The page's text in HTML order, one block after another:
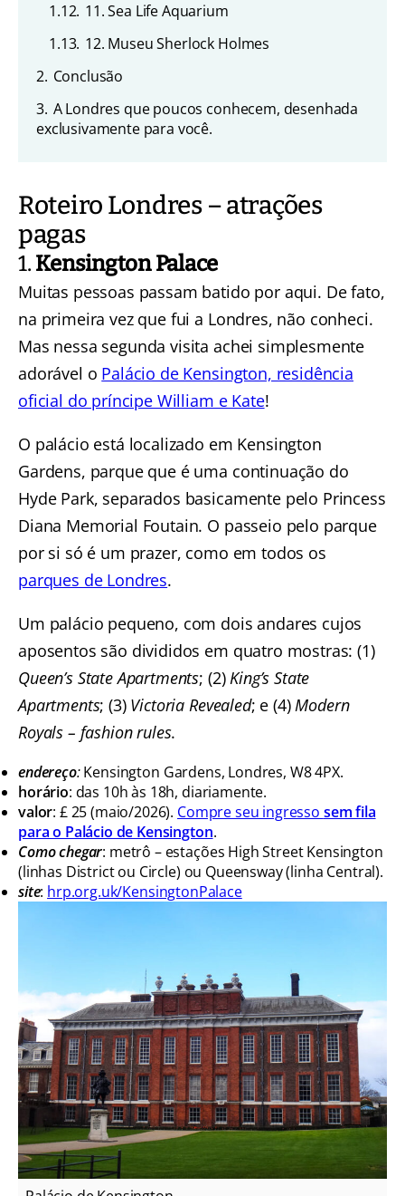
1.12. 11. Sea Life Aquarium
1.13. 12. Museu Sherlock Holmes
2. Conclusão
3. A Londres que poucos conhecem, desenhada
exclusivamente para você.
Roteiro Londres – atrações
pagas
1. Kensington Palace
Muitas pessoas passam batido por aqui. De fato,
na primeira vez que fui a Londres, não conheci.
Mas nessa segunda visita achei simplesmente
adorável o Palácio de Kensington, residência
oficial do príncipe William e Kate!
O palácio está localizado em Kensington
Gardens, parque que é uma continuação do
Hyde Park, separados basicamente pelo Princess
Diana Memorial Foutain. O passeio pelo parque
por si só é um prazer, como em todos os
parques de Londres.
Um palácio pequeno, com dois andares cujos
aposentos são divididos em quatro mostras: (1)
Queen’s State Apartments; (2)King’s State
Apartments; (3) Victoria Revealed; e (4)Modern
Royals – fashion rules.
endereço:Kensington Gardens, Londres, W8 4PX.
horário: das 10h às 18h, diariamente.
valor: £ 25 (maio/2026). Compre seu ingresso sem fila
para o Palácio de Kensington.
Como chegar: metrô – estações High Street Kensington
(linhas District ou Circle) ou Queensway (linha Central).
site: hrp.org.uk/KensingtonPalace